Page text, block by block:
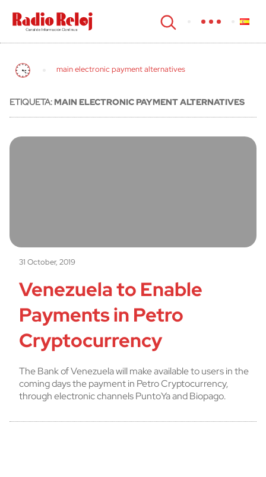
cerrar
main electronic payment alternatives
ETIQUETA:MAIN ELECTRONIC PAYMENT ALTERNATIVES
31 October, 2019
Venezuela to Enable
Payments in Petro
Cryptocurrency
The Bank of Venezuela will make available to users in the
coming days the payment in Petro Cryptocurrency,
through electronic channels PuntoYa and Biopago.